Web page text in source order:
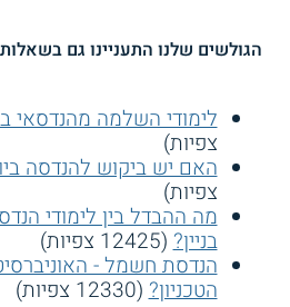
הגולשים שלנו התעניינו גם
לימודי השלמה מהנדסאי
צפיות)
האם יש ביקוש להנדסה
צפיות)
מה ההבדל בין לימודי
בניין?(12425 צפיות)
הנדסת חשמל -
הטכניון?(12330 צפיות)